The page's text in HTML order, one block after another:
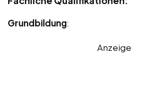
Grundbildung:
Anzeige